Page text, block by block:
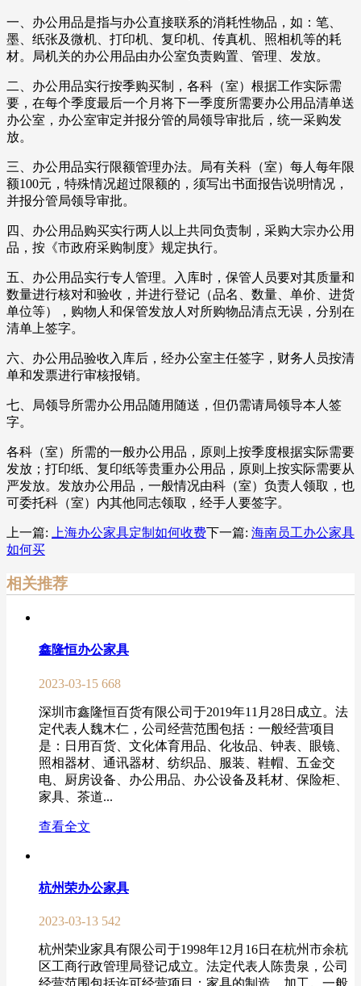
一、办公用品是指与办公直接联系的消耗性物品，如：笔、
墨、纸张及微机、打印机、复印机、传真机、照相机等的耗
材。局机关的办公用品由办公室负责购置、管理、发放。
二、办公用品实行按季购买制，各科（室）根据工作实际需
要，在每个季度最后一个月将下一季度所需要办公用品清单送
办公室，办公室审定并报分管的局领导审批后，统一采购发
放。
三、办公用品实行限额管理办法。局有关科（室）每人每年限
额100元，特殊情况超过限额的，须写出书面报告说明情况，
并报分管局领导审批。
四、办公用品购买实行两人以上共同负责制，采购大宗办公用
品，按《市政府采购制度》规定执行。
五、办公用品实行专人管理。入库时，保管人员要对其质量和
数量进行核对和验收，并进行登记（品名、数量、单价、进货
单位等），购物人和保管发放人对所购物品清点无误，分别在
清单上签字。
六、办公用品验收入库后，经办公室主任签字，财务人员按清
单和发票进行审核报销。
七、局领导所需办公用品随用随送，但仍需请局领导本人签
字。
各科（室）所需的一般办公用品，原则上按季度根据实际需要
发放；打印纸、复印纸等贵重办公用品，原则上按实际需要从
严发放。发放办公用品，一般情况由科（室）负责人领取，也
可委托科（室）内其他同志领取，经手人要签字。
上一篇: 上海办公家具定制如何收费下一篇: 海南员工办公家具
如何买
相关推荐
鑫隆恒办公家具
2023-03-15 668
深圳市鑫隆恒百货有限公司于2019年11月28日成立。法
定代表人魏木仁，公司经营范围包括：一般经营项目
是：日用百货、文化体育用品、化妆品、钟表、眼镜、
照相器材、通讯器材、纺织品、服装、鞋帽、五金交
电、厨房设备、办公用品、办公设备及耗材、保险柜、
家具、茶道...
查看全文
杭州荣办公家具
2023-03-13 542
杭州荣业家具有限公司于1998年12月16日在杭州市余杭
区工商行政管理局登记成立。法定代表人陈贵泉，公司